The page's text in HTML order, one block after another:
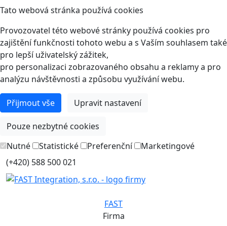
Tato webová stránka používá cookies
Provozovatel této webové stránky používá cookies pro
zajištění funkčnosti tohoto webu a s Vaším souhlasem také
pro lepší uživatelský zážitek,
pro personalizaci zobrazovaného obsahu a reklamy a pro
analýzu návštěvnosti a způsobu využívání webu.
Přijmout vše Upravit nastavení
Pouze nezbytné cookies
Nutné
Statistické Preferenční
Marketingové
(+420) 588 500 021
FAST
Firma